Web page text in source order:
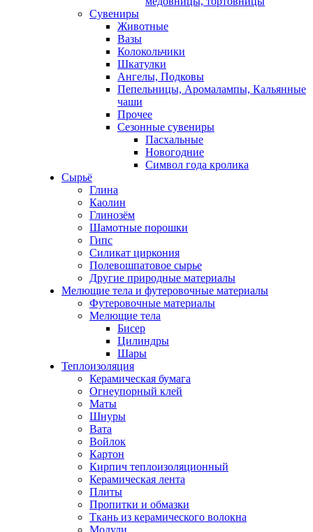
Сувениры
Животные
Вазы
Колокольчики
Шкатулки
Ангелы, Подковы
Пепельницы, Аромалампы, Кальянные
чаши
Прочее
Сезонные сувениры
Пасхальные
Новогодние
Символ года кролика
Сырьё
Глина
Каолин
Глинозём
Шамотные порошки
Гипс
Силикат циркония
Полевошпатовое сырье
Другие природные материалы
Мелющие тела и футеровочные материалы
Футеровочные материалы
Мелющие тела
Бисер
Цилиндры
Шары
Теплоизоляция
Керамическая бумага
Огнеупорный клей
Маты
Шнуры
Вата
Войлок
Картон
Кирпич теплоизоляционный
Керамическая лента
Плиты
Пропитки и обмазки
Ткань из керамического волокна
Модули